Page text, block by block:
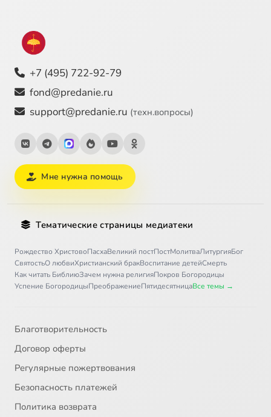
+7 (495) 722-92-79
fond@predanie.ru
support@predanie.ru (техн.вопросы)
Мне нужна помощь
Тематические страницы медиатеки
Рождество ХристовоПасхаВеликий постПостМолитваЛитургияБог
СвятостьО любвиХристианский бракВоспитание детейСмерть
Как читать БиблиюЗачем нужна религияПокров Богородицы
Успение БогородицыПреображениеПятидесятницаВсе темы →
Благотворительность
Договор оферты
Регулярные пожертвования
Безопасность платежей
Политика возврата